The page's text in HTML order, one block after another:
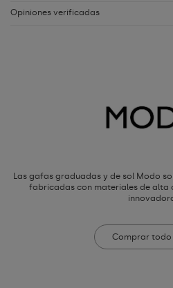
Opiniones verificadas
Las gafas graduadas y de sol Modo
fabricadas con materiales de alta
Comprar todo